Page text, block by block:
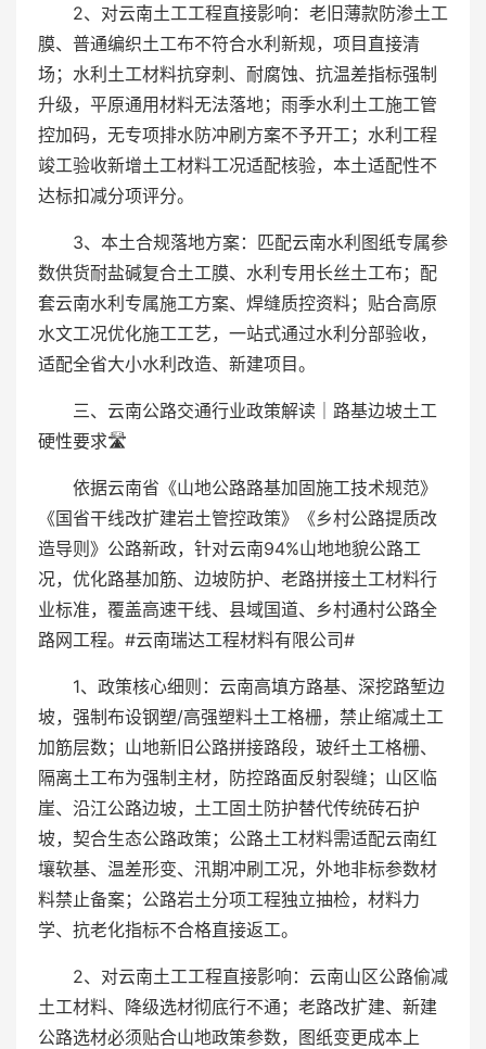
2、对云南土工工程直接影响：老旧薄款防渗土工
膜、普通编织土工布不符合水利新规，项目直接清
场；水利土工材料抗穿刺、耐腐蚀、抗温差指标强制
升级，平原通用材料无法落地；雨季水利土工施工管
控加码，无专项排水防冲刷方案不予开工；水利工程
竣工验收新增土工材料工况适配核验，本土适配性不
达标扣减分项评分。
3、本土合规落地方案：匹配云南水利图纸专属参
数供货耐盐碱复合土工膜、水利专用长丝土工布；配
套云南水利专属施工方案、焊缝质控资料；贴合高原
水文工况优化施工工艺，一站式通过水利分部验收，
适配全省大小水利改造、新建项目。
三、云南公路交通行业政策解读｜路基边坡土工
硬性要求🛣️
依据云南省《山地公路路基加固施工技术规范》
《国省干线改扩建岩土管控政策》《乡村公路提质改
造导则》公路新政，针对云南94%山地地貌公路工
况，优化路基加筋、边坡防护、老路拼接土工材料行
业标准，覆盖高速干线、县域国道、乡村通村公路全
路网工程。#云南瑞达工程材料有限公司#
1、政策核心细则：云南高填方路基、深挖路堑边
坡，强制布设钢塑/高强塑料土工格栅，禁止缩减土工
加筋层数；山地新旧公路拼接路段，玻纤土工格栅、
隔离土工布为强制主材，防控路面反射裂缝；山区临
崖、沿江公路边坡，土工固土防护替代传统砖石护
坡，契合生态公路政策；公路土工材料需适配云南红
壤软基、温差形变、汛期冲刷工况，外地非标参数材
料禁止备案；公路岩土分项工程独立抽检，材料力
学、抗老化指标不合格直接返工。
2、对云南土工工程直接影响：云南山区公路偷减
土工材料、降级选材彻底行不通；老路改扩建、新建
公路选材必须贴合山地政策参数，图纸变更成本上